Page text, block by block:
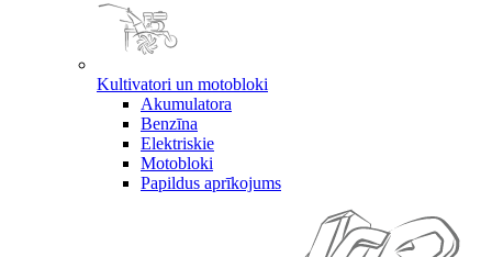
Kultivatori un motobloki
Akumulatora
Benzīna
Elektriskie
Motobloki
Papildus aprīkojums